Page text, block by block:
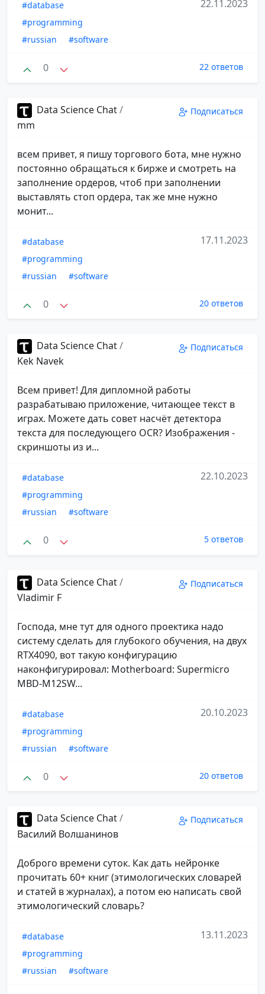
#database
#programming
#russian
#software
22.11.2023
0 22 ответов
Data Science Chat/
mm
Подписаться
всем привет, я пишу торгового бота, мне нужно
постоянно обращаться к бирже и смотреть на
заполнение ордеров, чтоб при заполнении
выставлять стоп ордера, так же мне нужно
монит...
#database
#programming
#russian
#software
17.11.2023
0 20 ответов
Data Science Chat/
Kek Navek
Подписаться
Всем привет! Для дипломной работы
разрабатываю приложение, читающее текст в
играх. Можете дать совет насчёт детектора
текста для последующего OCR? Изображения -
скриншоты из и...
#database
#programming
#russian
#software
22.10.2023
0 5 ответов
Data Science Chat/
Vladimir F
Подписаться
Господа, мне тут для одного проектика надо
систему сделать для глубокого обучения, на двух
RTX4090, вот такую конфигурацию
наконфигурировал: Motherboard: Supermicro
MBD-M12SW...
#database
#programming
#russian
#software
20.10.2023
0 20 ответов
Data Science Chat/
Василий Волшанинов
Подписаться
Доброго времени суток. Как дать нейронке
прочитать 60+ книг (этимологических словарей
и статей в журналах), а потом ею написать свой
этимологический словарь?
#database
#programming
#russian
#software
13.11.2023